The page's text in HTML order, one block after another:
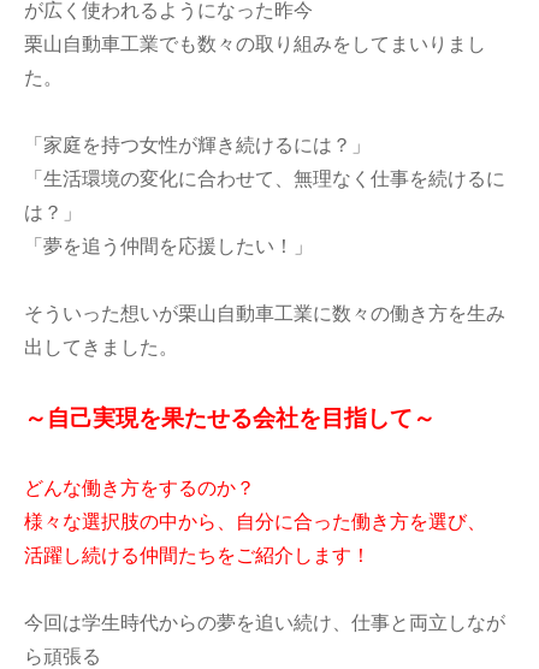
が広く使われるようになった昨今
栗山自動車工業でも数々の取り組みをしてまいりまし
た。
「家庭を持つ女性が輝き続けるには？」
「生活環境の変化に合わせて、無理なく仕事を続けるに
は？」
「夢を追う仲間を応援したい！」
そういった想いが栗山自動車工業に数々の働き方を生み
出してきました。
～自己実現を果たせる会社を目指して～
どんな働き方をするのか？
様々な選択肢の中から、自分に合った働き方を選び、
活躍し続ける仲間たちをご紹介します！
今回は学生時代からの夢を追い続け、仕事と両立しなが
ら頑張る